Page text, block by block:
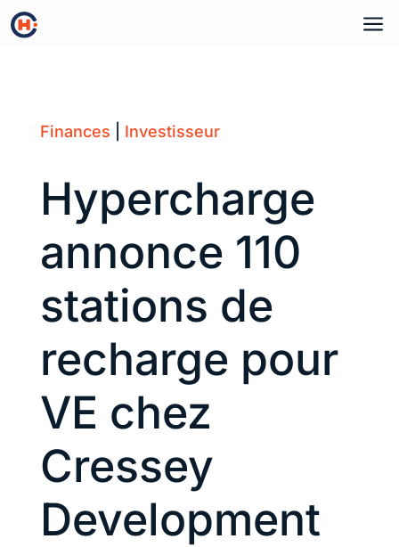
a
Finances Investisseur
Hypercharge
annonce 110
stations de
recharge pour
VE chez
Cressey
Development